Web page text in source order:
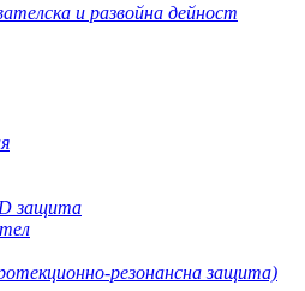
и развойна дейност
защита
резонансна защита)